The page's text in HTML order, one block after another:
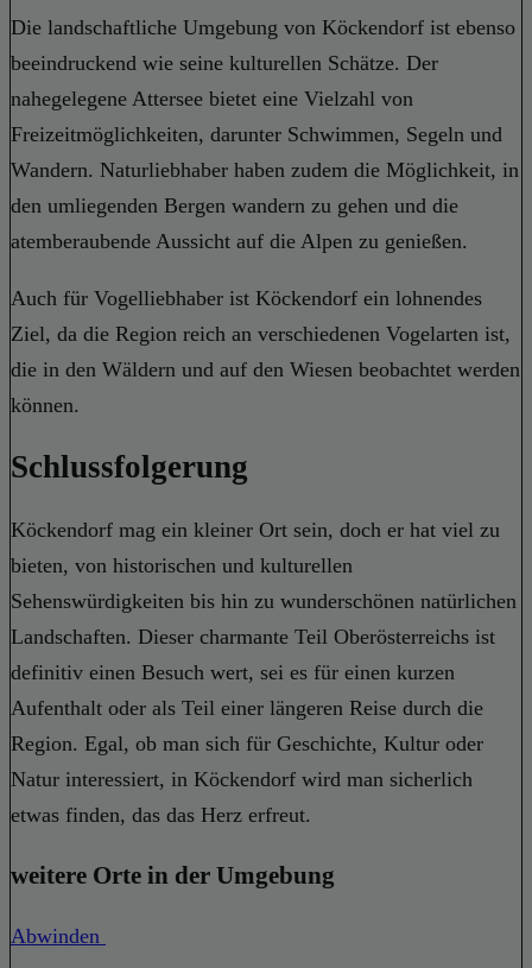
Die landschaftliche Umgebung von Köckendorf ist ebenso
beeindruckend wie seine kulturellen Schätze. Der
nahegelegene Attersee bietet eine Vielzahl von
Freizeitmöglichkeiten, darunter Schwimmen, Segeln und
Wandern. Naturliebhaber haben zudem die Möglichkeit, in
den umliegenden Bergen wandern zu gehen und die
atemberaubende Aussicht auf die Alpen zu genießen.
Auch für Vogelliebhaber ist Köckendorf ein lohnendes
Ziel, da die Region reich an verschiedenen Vogelarten ist,
die in den Wäldern und auf den Wiesen beobachtet werden
können.
Schlussfolgerung
Köckendorf mag ein kleiner Ort sein, doch er hat viel zu
bieten, von historischen und kulturellen
Sehenswürdigkeiten bis hin zu wunderschönen natürlichen
Landschaften. Dieser charmante Teil Oberösterreichs ist
definitiv einen Besuch wert, sei es für einen kurzen
Aufenthalt oder als Teil einer längeren Reise durch die
Region. Egal, ob man sich für Geschichte, Kultur oder
Natur interessiert, in Köckendorf wird man sicherlich
etwas finden, das das Herz erfreut.
weitere Orte in der Umgebung
Abwinden